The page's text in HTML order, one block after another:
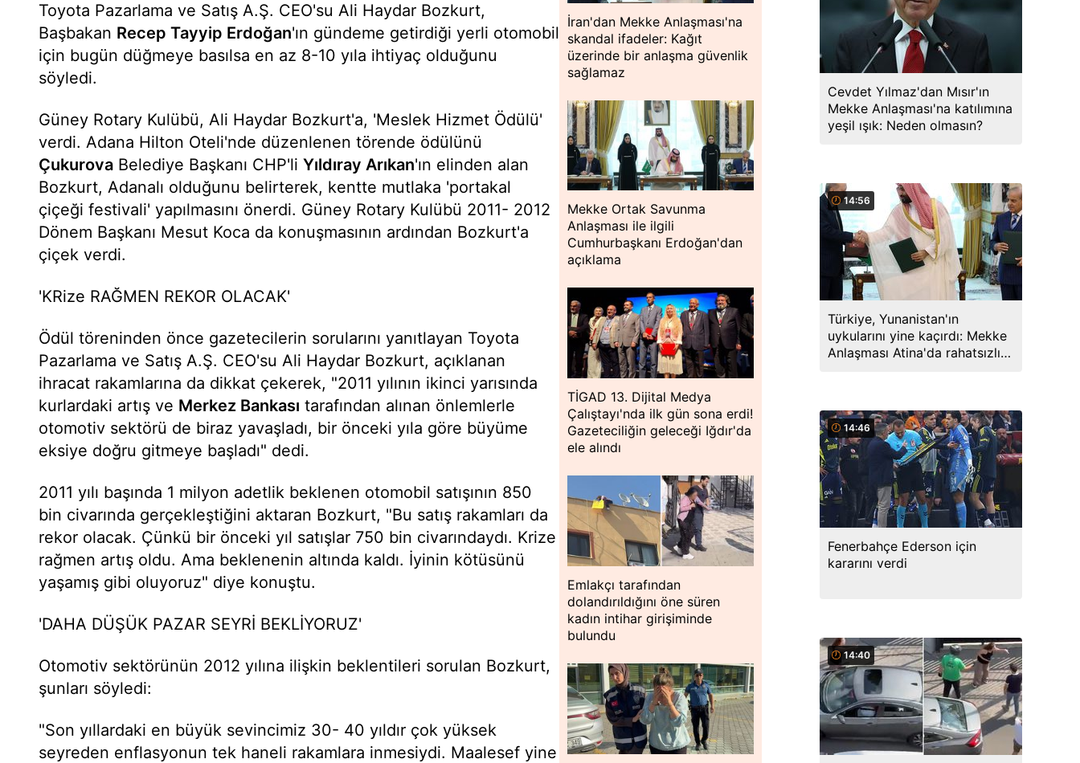
Toyota Pazarlama ve Satış A.Ş. CEO'su Ali Haydar Bozkurt,
Başbakan Recep Tayyip Erdoğan'ın gündeme getirdiği yerli otomobil
için bugün düğmeye basılsa en az 8-10 yıla ihtiyaç olduğunu
söyledi.
Güney Rotary Kulübü, Ali Haydar Bozkurt'a, 'Meslek Hizmet Ödülü'
verdi. Adana Hilton Oteli'nde düzenlenen törende ödülünü
Çukurova Belediye Başkanı CHP'li Yıldıray Arıkan'ın elinden alan
Bozkurt, Adanalı olduğunu belirterek, kentte mutlaka 'portakal
çiçeği festivali' yapılmasını önerdi. Güney Rotary Kulübü 2011- 2012
Dönem Başkanı Mesut Koca da konuşmasının ardından Bozkurt'a
çiçek verdi.
'KRize RAĞMEN REKOR OLACAK'
Ödül töreninden önce gazetecilerin sorularını yanıtlayan Toyota
Pazarlama ve Satış A.Ş. CEO'su Ali Haydar Bozkurt, açıklanan
ihracat rakamlarına da dikkat çekerek, "2011 yılının ikinci yarısında
kurlardaki artış ve Merkez Bankası tarafından alınan önlemlerle
otomotiv sektörü de biraz yavaşladı, bir önceki yıla göre büyüme
eksiye doğru gitmeye başladı" dedi.
2011 yılı başında 1 milyon adetlik beklenen otomobil satışının 850
bin civarında gerçekleştiğini aktaran Bozkurt, "Bu satış rakamları da
rekor olacak. Çünkü bir önceki yıl satışlar 750 bin civarındaydı. Krize
rağmen artış oldu. Ama beklenenin altında kaldı. İyinin kötüsünü
yaşamış gibi oluyoruz" diye konuştu.
'DAHA DÜŞÜK PAZAR SEYRİ BEKLİYORUZ'
Otomotiv sektörünün 2012 yılına ilişkin beklentileri sorulan Bozkurt,
şunları söyledi:
"Son yıllardaki en büyük sevincimiz 30- 40 yıldır çok yüksek
seyreden enflasyonun tek haneli rakamlara inmesiydi. Maalesef yine
İran'dan Mekke Anlaşması'na
skandal ifadeler: Kağıt
üzerinde bir anlaşma güvenlik
sağlamaz
Mekke Ortak Savunma
Anlaşması ile ilgili
Cumhurbaşkanı Erdoğan'dan
açıklama
TİGAD 13. Dijital Medya
Çalıştayı'nda ilk gün sona erdi!
Gazeteciliğin geleceği Iğdır'da
ele alındı
Emlakçı tarafından
dolandırıldığını öne süren
kadın intihar girişiminde
bulundu
Cevdet Yılmaz'dan Mısır'ın
Mekke Anlaşması'na katılımına
yeşil ışık: Neden olmasın?
14:56
Türkiye, Yunanistan'ın
uykularını yine kaçırdı: Mekke
Anlaşması Atina'da rahatsızlık
14:46
Fenerbahçe Ederson için
kararını verdi
14:40